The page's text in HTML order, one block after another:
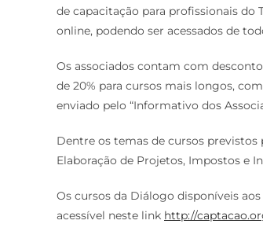
de capacitação para profissionais do
online, podendo ser acessados de
Os associados contam com
de 20% para cursos mais longos,
enviado pelo “Informativo dos
Dentre os temas de cursos previstos
Elaboração de Projetos, Impostos e
Os cursos da Diálogo disponíveis
acessível neste link http://